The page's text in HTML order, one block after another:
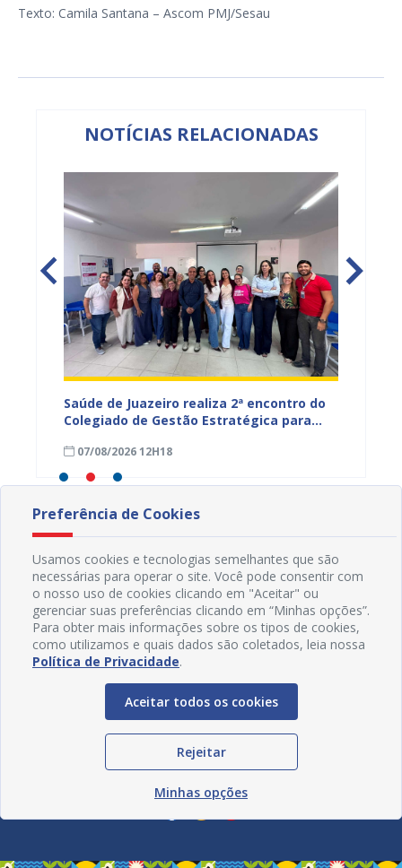
Texto: Camila Santana – Ascom PMJ/Sesau
NOTÍCIAS RELACIONADAS
Saúde de Juazeiro realiza 2ª encontro do
Colegiado de Gestão Estratégica para
monitoramento do SUS
07/08/2026 12H18
Redes Sociais
Preferência de Cookies
Usamos cookies e tecnologias semelhantes que são
necessárias para operar o site. Você pode consentir com
o nosso uso de cookies clicando em "Aceitar" ou
gerenciar suas preferências clicando em “Minhas opções”.
Para obter mais informações sobre os tipos de cookies,
como utilizamos e quais dados são coletados, leia nossa
Política de Privacidade.
Aceitar todos os cookies
Rejeitar
Minhas opções